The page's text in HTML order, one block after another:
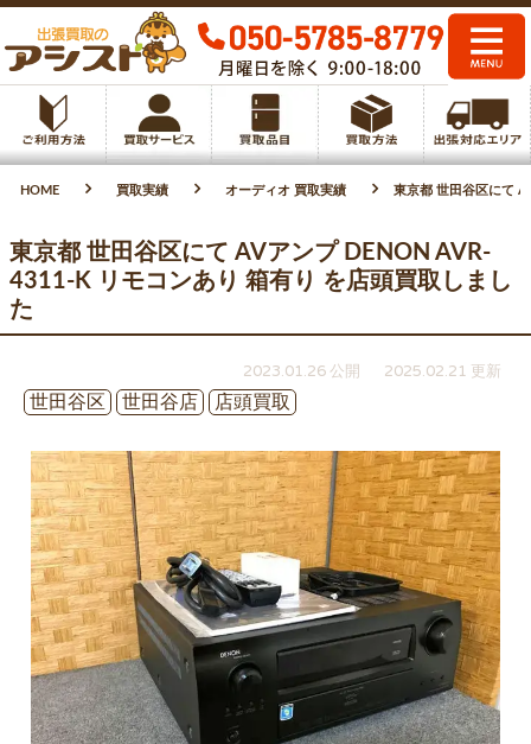
HOME 買取実績 オーディオ 買取実績 東京都 世田谷区にて
東京都 世田谷区にて AVアンプ DENON AVR-
4311-K リモコンあり 箱有り を店頭買取しまし
た
2023.01.26 公開
2025.02.21 更新
世田谷区
世田谷店 店頭買取